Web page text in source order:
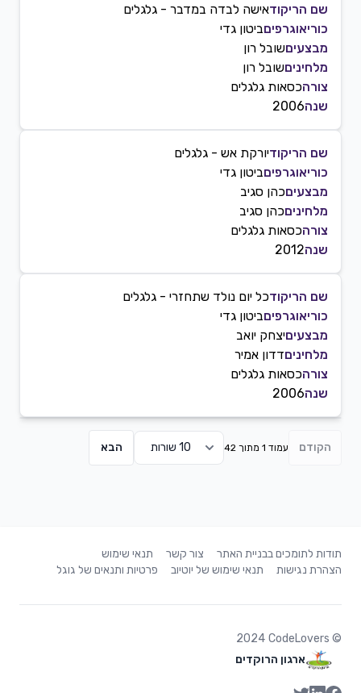
שם הריקודאישה לבדה במדבר - גלגלים
כוריאוגרפיםביטון גדי
מבצעיםשובל רון
מלחיניםשובל רון
צורהכסאות גלגלים
שנה2006
שם הריקודיורקת אש - גלגלים
כוריאוגרפיםביטון גדי
מבצעיםכהן סגיב
מלחיניםכהן סגיב
צורהכסאות גלגלים
שנה2012
שם הריקודכל יום נולד שתחזרי - גלגלים
כוריאוגרפיםביטון גדי
מבצעיםיצחק יואב
מלחיניםדדון אמיר
צורהכסאות גלגלים
שנה2006
הקודם עמוד 1 מתוך 42 הבא
תודות לתומכים בבניית האתר צור קשר
תנאי שימוש
הצהרת נגישות
תנאי שימוש של יוטיוב פרטיות ותנאים של גוגל
©
2024 CodeLovers
ארגון הרוקדים